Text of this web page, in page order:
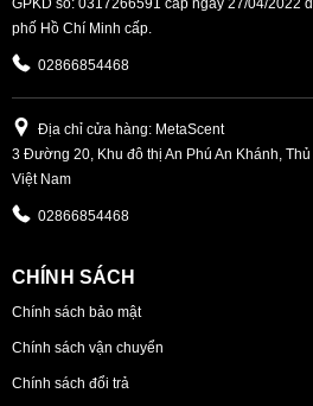
phố Hồ Chí Minh cấp.
02866854468
Địa chỉ cửa hàng: MetaScent
3 Đường 20, Khu đô thị An Phú An Khánh,
Việt Nam
02866854468
CHÍNH SÁCH
Chính sách bảo mật
Chính sách vận chuyển
Chính sách đổi trả